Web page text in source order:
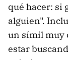
qué hacer: si
alguien".
un símil muy
estar